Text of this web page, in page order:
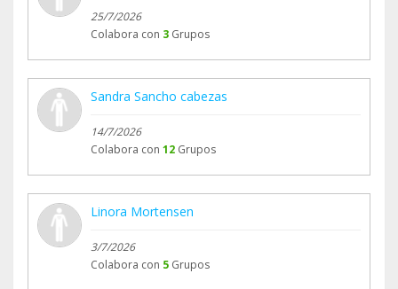
25/7/2026
Colabora con 3 Grupos
Sandra Sancho cabezas
14/7/2026
Colabora con 12 Grupos
Linora Mortensen
3/7/2026
Colabora con 5 Grupos